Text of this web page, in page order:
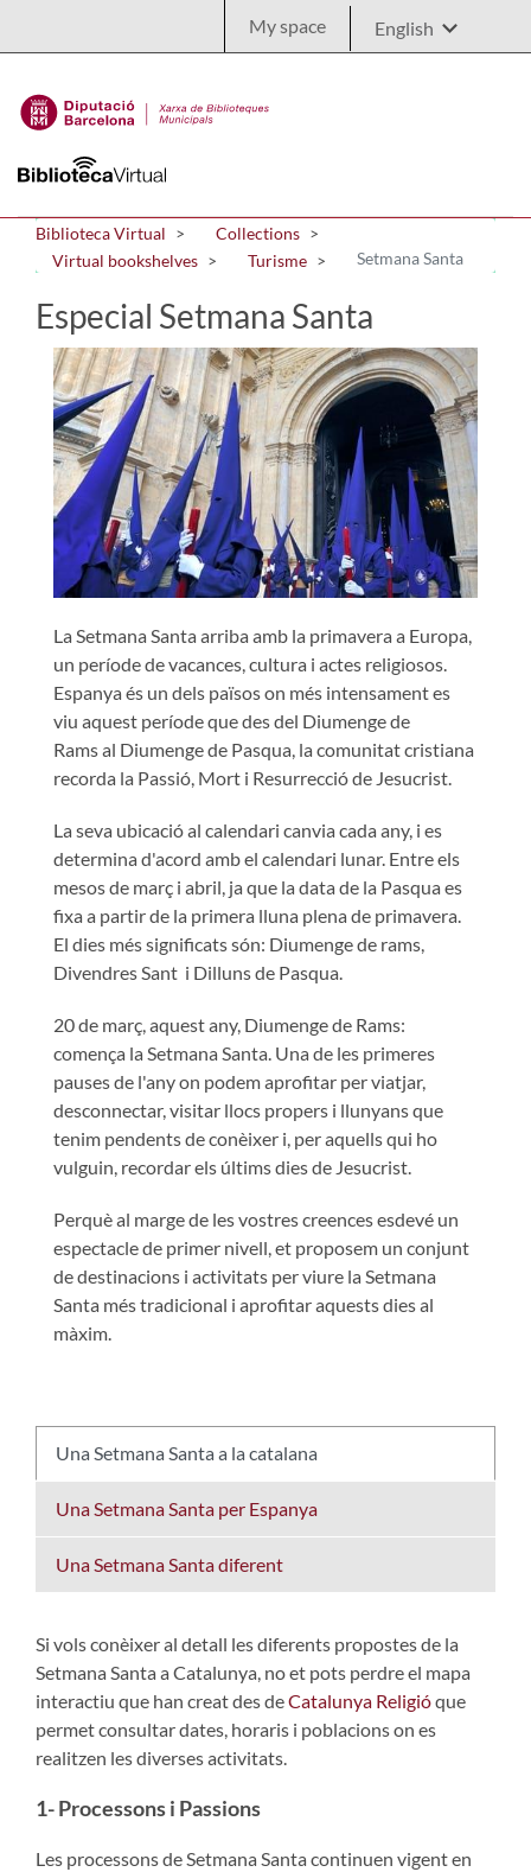
My space
Biblioteca Virtual
Collections
Virtual bookshelves
Turisme Setmana Santa
Especial Setmana Santa
La Setmana Santa arriba amb la primavera a Europa,
un període de vacances, cultura i actes religiosos.
Espanya és un dels països on més intensament es
viu aquest període que des del Diumenge de
Rams al Diumenge de Pasqua, la comunitat cristiana
recorda la Passió, Mort i Resurrecció de Jesucrist.
La seva ubicació al calendari canvia cada any, i es
determina d'acord amb el calendari lunar. Entre els
mesos de març i abril, ja que la data de la Pasqua es
fixa a partir de la primera lluna plena de primavera.
El dies més significats són: Diumenge de rams,
Divendres Sant i Dilluns de Pasqua.
20 de març, aquest any, Diumenge de Rams:
comença la Setmana Santa. Una de les primeres
pauses de l'any on podem aprofitar per viatjar,
desconnectar, visitar llocs propers i llunyans que
tenim pendents de conèixer i, per aquells qui ho
vulguin, recordar els últims dies de Jesucrist.
Perquè al marge de les vostres creences esdevé un
espectacle de primer nivell, et proposem un conjunt
de destinacions i activitats per viure la Setmana
Santa més tradicional i aprofitar aquests dies al
màxim.
Una Setmana Santa a la catalana
Una Setmana Santa per Espanya
Una Setmana Santa diferent
Si vols conèixer al detall les diferents propostes de la
Setmana Santa a Catalunya, no et pots perdre el mapa
interactiu que han creat des deCatalunya Religióque
permet consultar dates, horaris i poblacions on es
realitzen les diverses activitats.
1- Processons i Passions
Les processons de Setmana Santa continuen vigent en